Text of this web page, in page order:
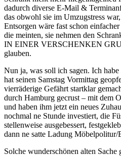
dadurch diverse E-Mail &
das obwohl sie im Umzugstress
Entsorgen wäre fast schon
die meinten, sie nehmen den
IN EINER VERSCHENKEN
glauben.
Nun ja, was soll ich sagen. Ich
hat seinen Samstag Vormittag
vierräderige Gefährt startklar
durch Hamburg gecrust – mit dem
und haben ihm jetzt ein neues
nochmal ne Stunde investiert, die
stellenweise ausgebessert,
dann ne satte Ladung Möbelpolitur/
Solche wunderschönen alten